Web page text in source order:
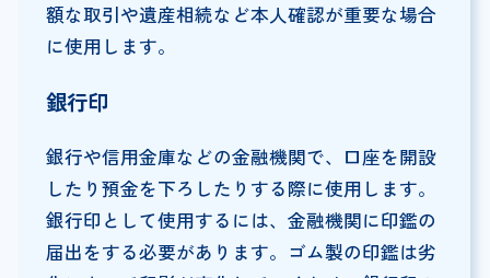
額な取引や遺産相続など本人確認が重要な場合
に使用します。
銀行印
銀行や信用金庫などの金融機関で、口座を開設
したり預金を下ろしたりする際に使用します。
銀行印として使用するには、金融機関に印鑑の
届出をする必要があります。ゴム製の印鑑は劣